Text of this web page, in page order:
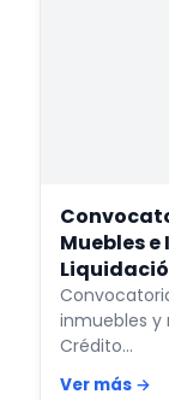
Muebles e
inmuebles y
Crédito…
Ver más →